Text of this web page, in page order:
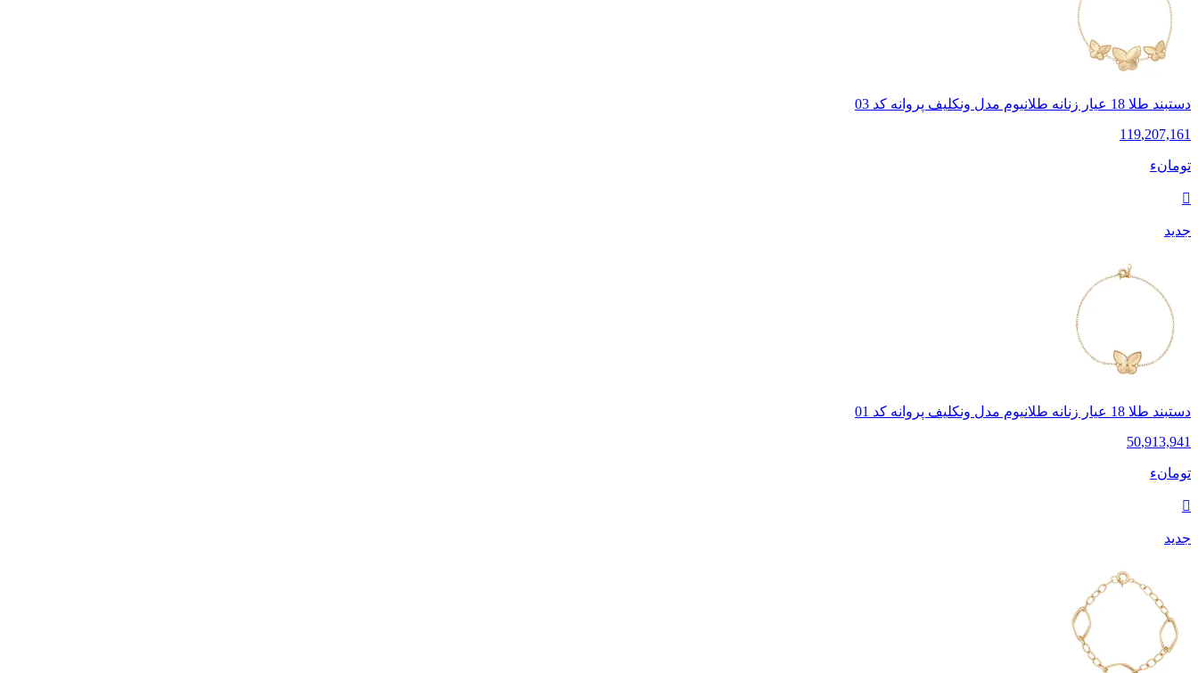
دستبند طلا 18 عیار زنانه طلانیوم مدل ونکلیف پروانه کد 03
119,207,161
تومانء
جدید
دستبند طلا 18 عیار زنانه طلانیوم مدل ونکلیف پروانه کد 01
50,913,941
تومانء
جدید